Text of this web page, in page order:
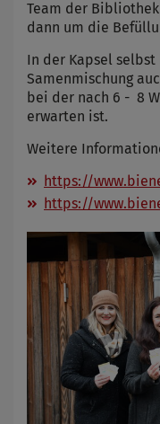
Team der
dann um die
In der Kapsel
Samenmischung
bei der nach 6 - 8
erwarten ist.
Weitere
https://
https://